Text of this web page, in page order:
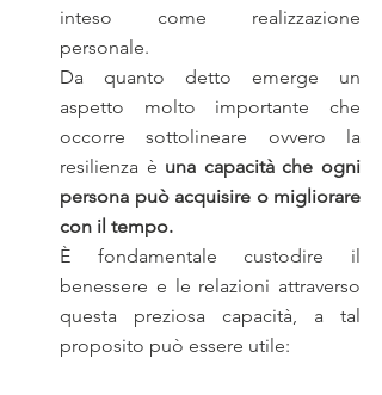
inteso come realizzazione
personale.
Da quanto detto emerge un
aspetto molto importante che
occorre sottolineare ovvero la
resilienza è una capacità che ogni
persona può acquisire o migliorare
con il tempo.
È fondamentale custodire il
benessere e le relazioni attraverso
questa preziosa capacità, a tal
proposito può essere utile: